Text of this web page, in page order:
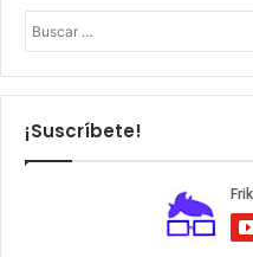
¡Suscríbete!